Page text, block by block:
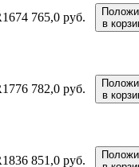
674 765,0 руб.
в
776 782,0 руб.
в
836 851,0 руб.